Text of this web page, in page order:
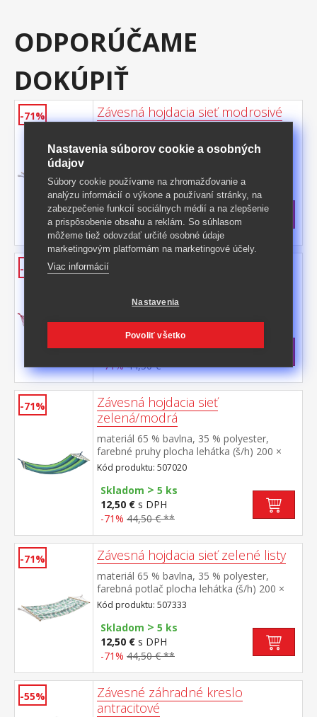
ODPORÚČAME
DOKÚPIŤ
-71%
Závesná hojdacia sieť modrosivé
vlny
materiál 65 % bavlna, 35 % polyester,
Kód produktu: 507335
Skladom>5 ks
12,50 € s DPH
-71% 44,50 € **
-71% Závesná hojdacia sieť úzke pruhy
farebné pruhy plocha lehátka (š/h) 200 ×
100 cm odporúčaná nosnosť do 100 kg
Skladom>5 ks
12,50 €s DPH
-71% 44,50 € **
-71%
Závesná hojdacia sieť
zelená/modrá
materiál 65 % bavlna, 35 % polyester,
farebné pruhy plocha lehátka (š/h) 200 ×
100 cm odporúčaná nosnosť do 100 kg
Kód produktu: 507020
Skladom > 5 ks
12,50 € s DPH
-71% 44,50 € **
-71% Závesná hojdacia sieť zelené listy
materiál 65 % bavlna, 35 % polyester,
farebná potlač plocha lehátka (š/h) 200 ×
100 cm odporúčaná nosnosť do 100 kg
Kód produktu: 507333
Skladom > 5 ks
12,50 € s DPH
-71% 44,50 € **
-55%
Závesné záhradné kreslo
antracitové
Nastavenia súborov cookie a osobných
údajov
Súbory cookie používame na zhromažďovanie a
analýzu informácií o výkone a používaní stránky, na
zabezpečenie funkcií sociálnych médií a na zlepšenie
a prispôsobenie obsahu a reklám. So súhlasom
môžeme tiež odovzdať určité osobné údaje
marketingovým platformám na marketingové účely.
Viac informácií
Nastavenia
Povoliť všetko